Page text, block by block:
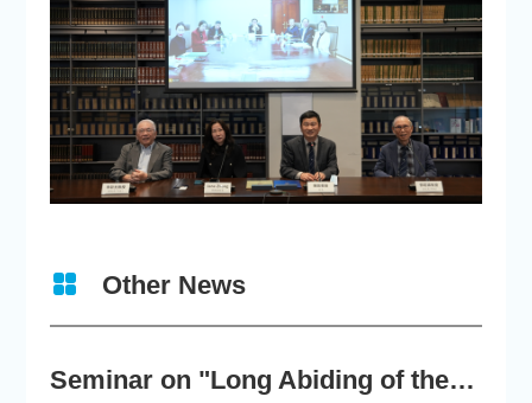
Other News
Seminar on "Long Abiding of the True Teaching"